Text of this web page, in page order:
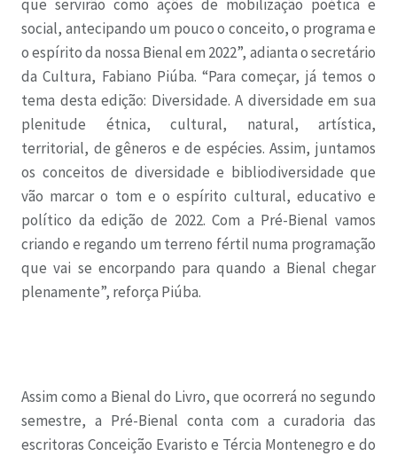
que servirão como ações de mobilização poética e
social, antecipando um pouco o conceito, o programa e
o espírito da nossa Bienal em 2022”, adianta o secretário
da Cultura, Fabiano Piúba. “Para começar, já temos o
tema desta edição: Diversidade. A diversidade em sua
plenitude étnica, cultural, natural, artística,
territorial, de gêneros e de espécies. Assim, juntamos
os conceitos de diversidade e bibliodiversidade que
vão marcar o tom e o espírito cultural, educativo e
político da edição de 2022. Com a Pré-Bienal vamos
criando e regando um terreno fértil numa programação
que vai se encorpando para quando a Bienal chegar
plenamente”, reforça Piúba.
Assim como a Bienal do Livro, que ocorrerá no segundo
semestre, a Pré-Bienal conta com a curadoria das
escritoras Conceição Evaristo e Tércia Montenegro e do